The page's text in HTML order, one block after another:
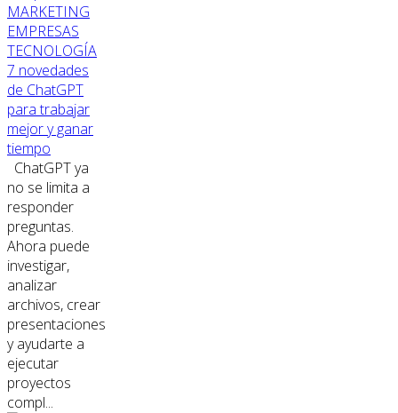
MARKETING
EMPRESAS
TECNOLOGÍA
7 novedades
de ChatGPT
para trabajar
mejor y ganar
tiempo
ChatGPT ya
no se limita a
responder
preguntas.
Ahora puede
investigar,
analizar
archivos, crear
presentaciones
y ayudarte a
ejecutar
proyectos
compl...